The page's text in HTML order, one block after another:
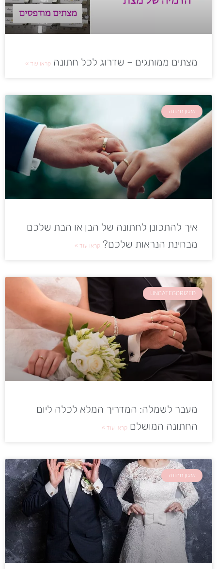
מצתים ממותגים – שדרוג לכל חתונה קראו עוד »
ארגון חתונה
איך להתכונן לחתונה של הבן או הבת שלכם
מבחינת הנראות שלכם? קראו עוד »
UNCATEGORIZED
מעבר לשמלה: המדריך המלא לכלה ליום
החתונה המושלם קראו עוד »
ארגון חתונה